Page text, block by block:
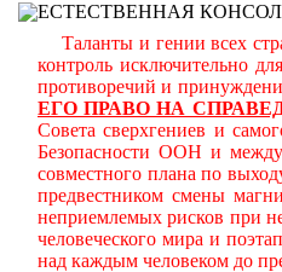
ЕСТЕСТВЕННАЯ
Таланты и гении всех
контроль исключительно
противоречий и
ЕГО ПРАВО НА
Совета сверхгениев и
Безопасности ООН и
совместного плана по
предвестником смены
неприемлемых рисков при
человеческого мира и
над каждым человеком до